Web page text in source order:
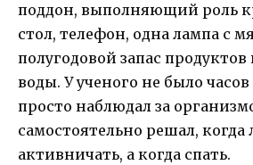
поддон, выполняющий роль
стол, телефон, одна лампа с
полугодовой запас
воды. У ученого не было
просто наблюдал за
самостоятельно решал, когда
активничать, а когда спать.